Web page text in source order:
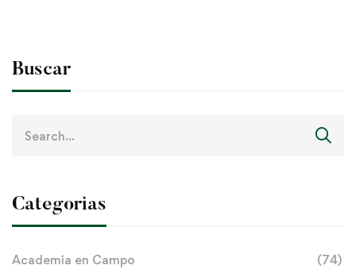
Buscar
Categorias
Academia en Campo (74)